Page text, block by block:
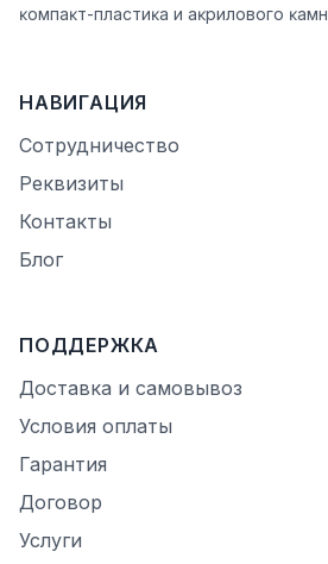
ĸомпаĸт-пластиĸа и аĸрилового
НАВИГАЦИЯ
Сотрудничество
Реквизиты
Контакты
Блог
ПОДДЕРЖКА
Доставка и самовывоз
Условия оплаты
Гарантия
Договор
Услуги